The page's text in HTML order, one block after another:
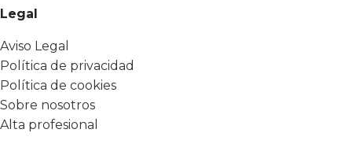
Legal
Aviso Legal
Política de privacidad
Política de cookies
Sobre nosotros
Alta profesional